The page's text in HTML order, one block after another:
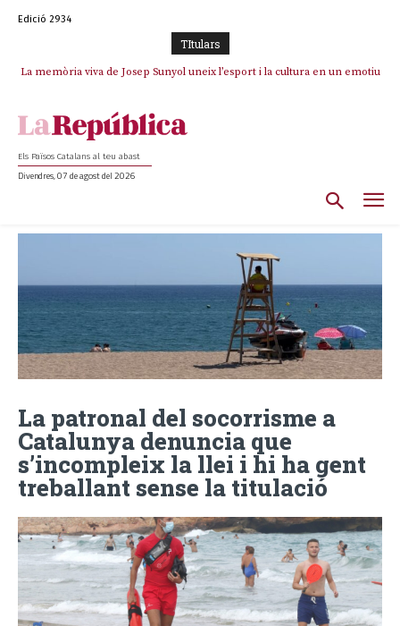
Edició 2934
TItulars
La memòria viva de Josep Sunyol uneix l’esport i la cultura en un emotiu
La “dignitat” a mitges de Marc Puigtió: renuncia a Girona pels àudios però
Els Països Catalans al teu abast
Divendres, 07 de agost del 2026
La patronal del socorrisme a
Catalunya denuncia que
s’incompleix la llei i hi ha gent
treballant sense la titulació